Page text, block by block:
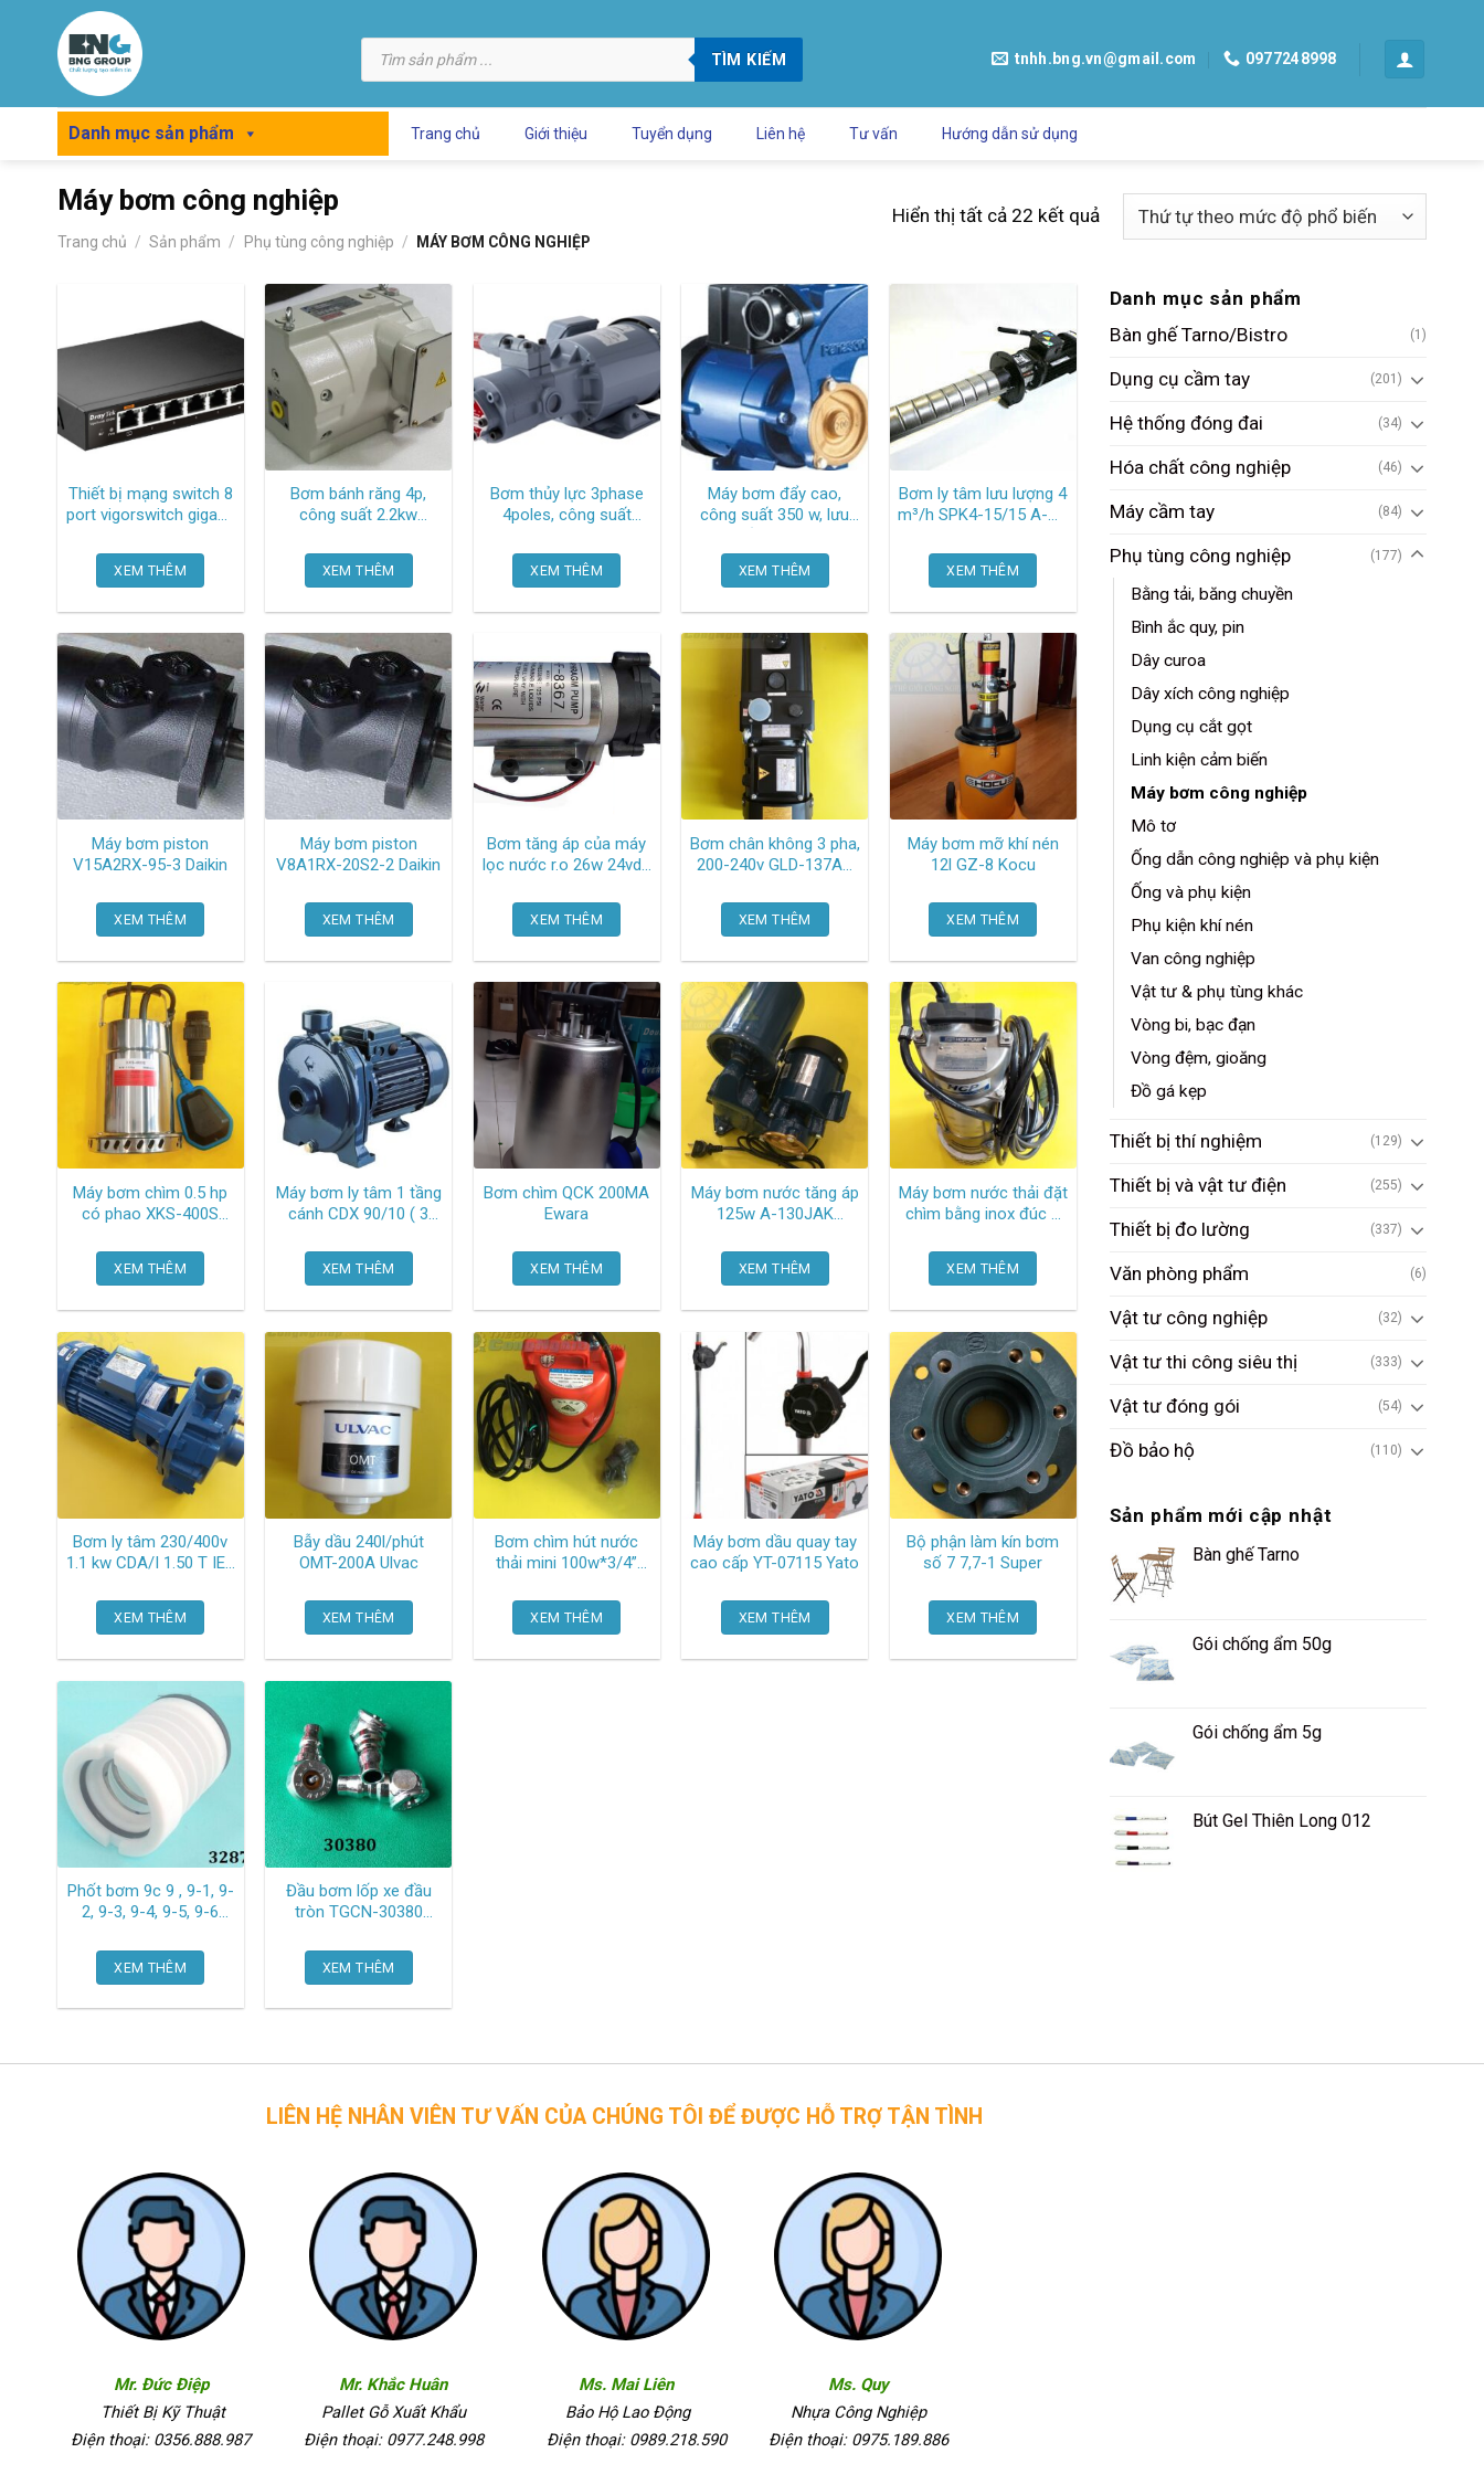
content
Tìm
kiếm
TÌM KIẾM tnhh.bng.vn@gmail.com 0977248998
Danh mục sản phẩm Trang chủ Giới thiệu Tuyển dụng Liên hệ Tư vấn Hướng dẫn sử dụng
Máy bơm công nghiệp
Trang chủ / Sản phẩm / Phụ tùng công nghiệp / MÁY BƠM CÔNG NGHIỆP
Hiển thị tất cả 22 kết quả
Thiết bị mạng switch 8
port vigorswitch gigabit
XEM THÊM
Bơm bánh răng 4p,
công suất 2.2kw
Daikin
XEM THÊM
Bơm thủy lực 3phase
4poles, công suất
210HWMPVBE Nop
XEM THÊM
Máy bơm đẩy cao,
công suất 350 w, lưu
GP-350JA-SV5
Panasonic
XEM THÊM
Bơm ly tâm lưu lượng 4
m³/h SPK4-15/15 A-M-
XEM THÊM
Máy bơm piston
V15A2RX-95-3 Daikin
XEM THÊM
Máy bơm piston
V8A1RX-20S2-2 Daikin
XEM THÊM
Bơm tăng áp của máy
lọc nước r.o 26w 24vdc
Oem-866
XEM THÊM
Bơm chân không 3 pha,
200-240v GLD-137AA
XEM THÊM
Máy bơm mỡ khí nén
12l GZ-8 Kocu
XEM THÊM
Máy bơm chìm 0.5 hp
có phao XKS-400S
XEM THÊM
Máy bơm ly tâm 1 tầng
cánh CDX 90/10 ( 3
XEM THÊM
Bơm chìm QCK 200MA
Ewara
XEM THÊM
Máy bơm nước tăng áp
125w A-130JAK
XEM THÊM
Máy bơm nước thải đặt
chìm bằng inox đúc 1
50SA2.8A Hcp
XEM THÊM
Bơm ly tâm 230/400v
1.1 kw CDA/I 1.50 T IE3
XEM THÊM
Bẫy dầu 240l/phút
OMT-200A Ulvac
XEM THÊM
Bơm chìm hút nước
thải mini 100w*3/4”
Nationpump
XEM THÊM
Máy bơm dầu quay tay
cao cấp YT-07115 Yato
XEM THÊM
Bộ phận làm kín bơm
số 7 7,7-1 Super
XEM THÊM
Phốt bơm 9c 9 , 9-1, 9-
2, 9-3, 9-4, 9-5, 9-6
XEM THÊM
Đầu bơm lốp xe đầu
tròn TGCN-30380
XEM THÊM
Danh mục sản phẩm
Bàn ghế Tarno/Bistro
(1)
Dụng cụ cầm tay (201)
Hệ thống đóng đai (34)
Hóa chất công nghiệp (46)
Máy cầm tay (84)
Phụ tùng công nghiệp (177)
Bằng tải, băng chuyền
Bình ắc quy, pin
Dây curoa
Dây xích công nghiệp
Dụng cụ cắt gọt
Linh kiện cảm biến
Máy bơm công nghiệp
Mô tơ
Ống dẫn công nghiệp và phụ kiện
Ống và phụ kiện
Phụ kiện khí nén
Van công nghiệp
Vật tư & phụ tùng khác
Vòng bi, bạc đạn
Vòng đệm, gioăng
Đồ gá kẹp
Thiết bị thí nghiệm (129)
Thiết bị và vật tư điện (255)
Thiết bị đo lường (337)
Văn phòng phẩm (6)
Vật tư công nghiệp (32)
Vật tư thi công siêu thị (333)
Vật tư đóng gói (54)
Đồ bảo hộ (110)
Sản phẩm mới cập nhật
Bàn ghế Tarno
Gói chống ẩm 50g
Gói chống ẩm 5g
Bút Gel Thiên Long 012
LIÊN HỆ NHÂN VIÊN TƯ VẤN CỦA CHÚNG TÔI ĐỂ ĐƯỢC HỖ TRỢ TẬN TÌNH
Mr. Đức Điệp
Thiết Bị Kỹ Thuật
Điện thoại: 0356.888.987
Mr. Khắc Huân
Pallet Gỗ Xuất Khẩu
Điện thoại: 0977.248.998
Ms. Mai Liên
Bảo Hộ Lao Động
Điện thoại: 0989.218.590
Ms. Quy
Nhựa Công Nghiệp
Điện thoại: 0975.189.886